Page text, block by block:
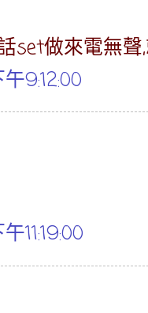
set做來電無
9:12:00
11:19:00